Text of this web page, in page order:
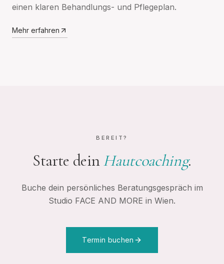
einen klaren Behandlungs- und Pflegeplan.
Mehr erfahren
BEREIT?
Starte deinHautcoaching.
Buche dein persönliches Beratungsgespräch im
Studio FACE AND MORE in Wien.
Termin buchen